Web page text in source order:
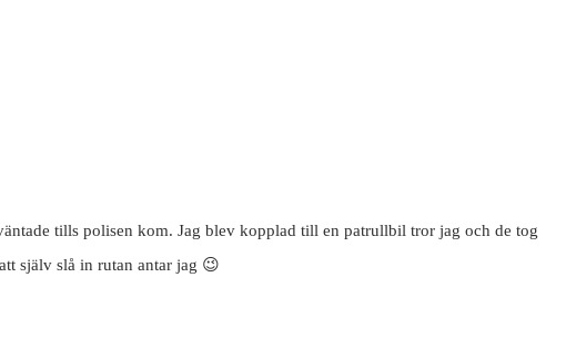
tills polisen kom. Jag blev kopplad till en patrullbil tror jag och de tog
själv slå in rutan antar jag 😉